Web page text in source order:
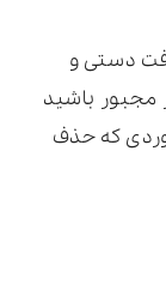
دستی و
مجبور باشید
که حذف